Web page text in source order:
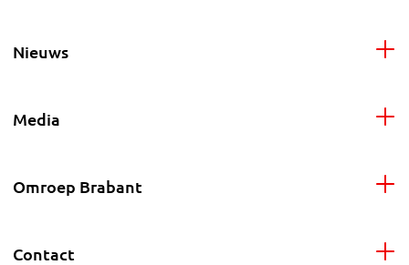
Nieuws
Media
Omroep Brabant
Contact